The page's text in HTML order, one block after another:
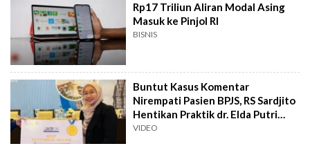
Rp17 Triliun Aliran Modal Asing
Masuk ke Pinjol RI
BISNIS
Buntut Kasus Komentar
Nirempati Pasien BPJS, RS Sardjito
Hentikan Praktik dr. Elda Putri
Rahard
VIDEO